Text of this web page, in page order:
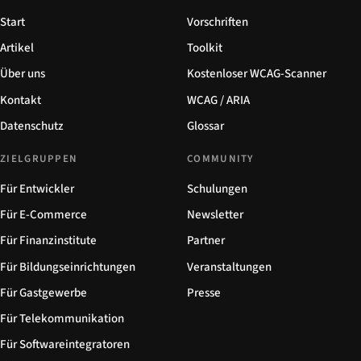
Start
Artikel
Über uns
Kontakt
Datenschutz
Vorschriften
Toolkit
Kostenloser WCAG-Scanner
WCAG / ARIA
Glossar
ZIELGRUPPEN
Für Entwickler
Für E-Commerce
Für Finanzinstitute
Für Bildungseinrichtungen
Für Gastgewerbe
Für Telekommunikation
Für Softwareintegratoren
COMMUNITY
Schulungen
Newsletter
Partner
Veranstaltungen
Presse